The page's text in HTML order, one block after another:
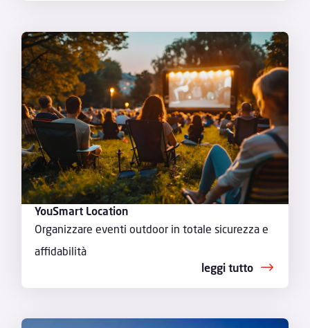
YouSmart Location
Organizzare eventi outdoor in totale sicurezza e
affidabilità
leggi tutto